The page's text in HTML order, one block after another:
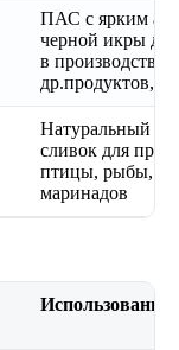
ПАС с ярким
черной икры
в производстве
Натуральный
сливок для
птицы, рыбы,
маринадов
Использование